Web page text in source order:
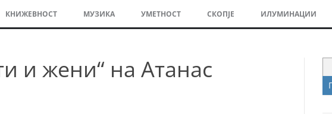
содржината
ФИЛМ
КНИЖЕВНОСТ МУЗИКА УМЕТНОСТ СКОПЈЕ ИЛУМИНАЦИИ
СПОРТ
и жени“ на Атанас
за: